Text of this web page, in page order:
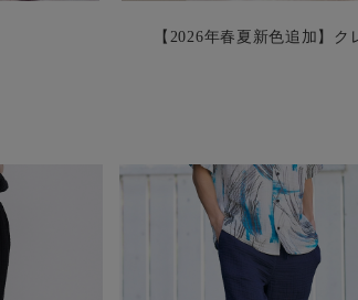
【2026年春夏新色追加】